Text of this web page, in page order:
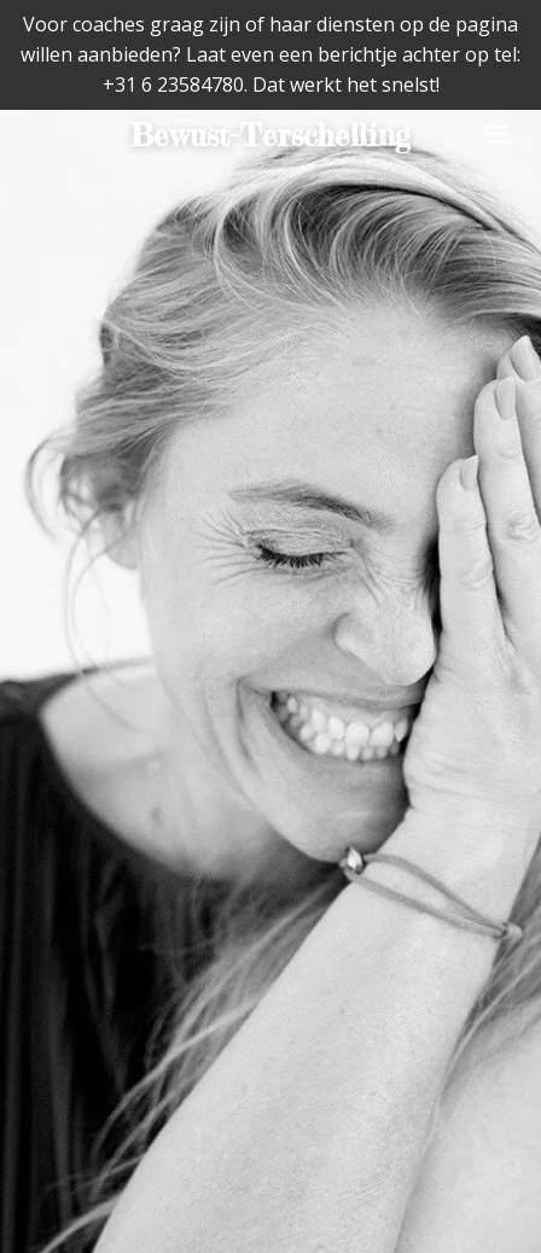
Ga
direct
de
Bewust-Terschelling
Voor coaches graag zijn of haar diensten op de pagina
willen aanbieden? Laat even een berichtje achter op tel:
+31 6 23584780. Dat werkt het snelst!